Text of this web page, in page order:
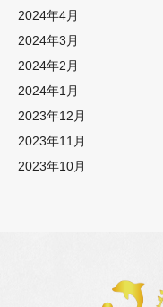
2024年4月
2024年3月
2024年2月
2024年1月
2023年12月
2023年11月
2023年10月